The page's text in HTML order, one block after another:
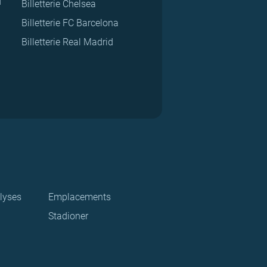
Billetterie Chelsea
Billetterie FC Barcelona
Billetterie Real Madrid
Emplacements
Stadioner